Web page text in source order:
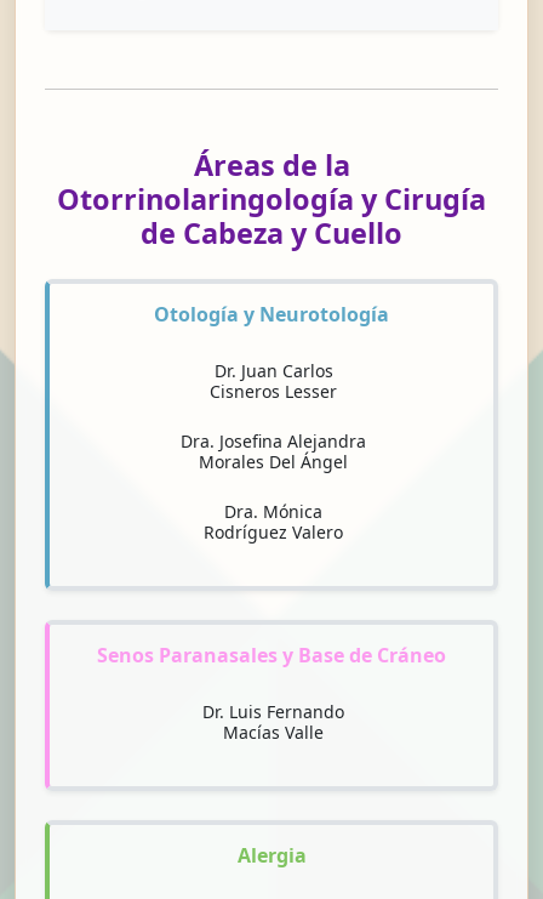
Áreas de la
Otorrinolaringología y Cirugía
de Cabeza y Cuello
Otología y Neurotología
Dr. Juan Carlos
Cisneros Lesser
Dra. Josefina Alejandra
Morales Del Ángel
Dra. Mónica
Rodríguez Valero
Senos Paranasales y Base de Cráneo
Dr. Luis Fernando
Macías Valle
Alergia